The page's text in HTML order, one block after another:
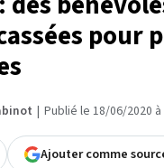
pour
Publié le 18/06/2020 à
Ajouter comme